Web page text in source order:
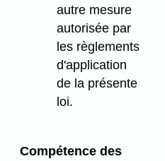
autre mesure
autorisée par
les règlements
d'application
de la présente
loi.
Compétence des